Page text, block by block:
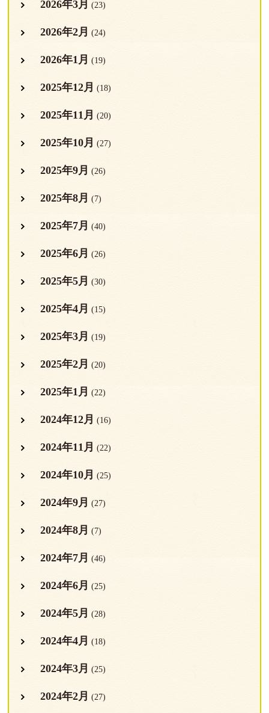
2026年3月 (23)
2026年2月 (24)
2026年1月 (19)
2025年12月 (18)
2025年11月 (20)
2025年10月 (27)
2025年9月 (26)
2025年8月 (7)
2025年7月 (40)
2025年6月 (26)
2025年5月 (30)
2025年4月 (15)
2025年3月 (19)
2025年2月 (20)
2025年1月 (22)
2024年12月 (16)
2024年11月 (22)
2024年10月 (25)
2024年9月 (27)
2024年8月 (7)
2024年7月 (46)
2024年6月 (25)
2024年5月 (28)
2024年4月 (18)
2024年3月 (25)
2024年2月 (27)